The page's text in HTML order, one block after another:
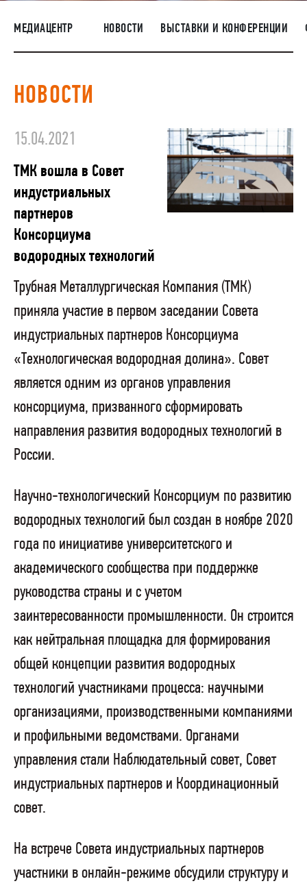
ПОСТАВЩИКАМ
R&D
КОРПОРАТИВНЫЙ УНИВЕРСИТЕТ TMK2U
КОМПЛАЕНС
МЕДИАЦЕНТР НОВОСТИ ВЫСТАВКИ И КОНФЕРЕНЦИИ
НОВОСТИ
15.04.2021
ТМК вошла в Совет
индустриальных
партнеров
Консорциума
водородных технологий
Трубная Металлургическая Компания (ТМК)
приняла участие в первом заседании Совета
индустриальных партнеров Консорциума
«Технологическая водородная долина». Совет
является одним из органов управления
консорциума, призванного сформировать
направления развития водородных технологий в
России.
Научно-технологический Консорциум по развитию
водородных технологий был создан в ноябре 2020
года по инициативе университетского и
академического сообщества при поддержке
руководства страны и с учетом
заинтересованности промышленности. Он строится
как нейтральная площадка для формирования
общей концепции развития водородных
технологий участниками процесса: научными
организациями, производственными компаниями
и профильными ведомствами. Органами
управления стали Наблюдательный совет, Совет
индустриальных партнеров и Координационный
совет.
На встрече Совета индустриальных партнеров
участники в онлайн-режиме обсудили структуру и